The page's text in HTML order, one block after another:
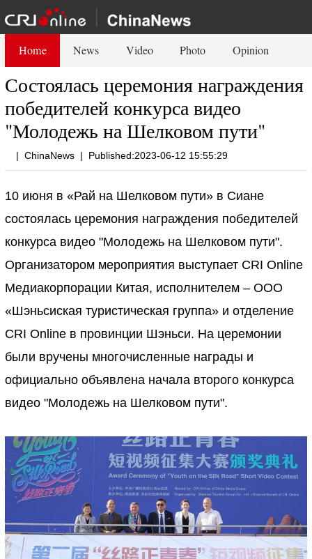
Home News Video Photo Opinion
Состоялась церемония награждения
победителей конкурса видео
"Молодежь на Шелковом пути"
| ChinaNews | Published:2023-06-12 15:55:29
10 июня в «Рай на Шелковом пути» в Сиане
состоялась церемония награждения победителей
конкурса видео "Молодежь на Шелковом пути".
Организатором мероприятия выступает CRI Online
Медиакорпорации Китая, исполнителем – ООО
«Шэньсиская туристическая группа» и отделение
CRI Online в провинции Шэньси. На церемонии
были вручены многочисленные награды и
официально объявлена начала второго конкурса
видео "Молодежь на Шелковом пути".